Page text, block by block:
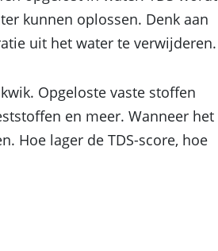
kunnen oplossen. Denk aan
uit het water te verwijderen.
Opgeloste vaste stoffen
en meer. Wanneer het
Hoe lager de TDS-score, hoe